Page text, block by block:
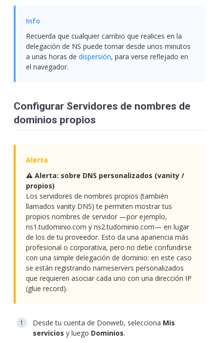
Recuerda que cualquier cambio que realices en la
delegación de NS puede tomar desde unos minutos
a unas horas de dispersión, para verse reflejado en
el navegador.
Configurar Servidores de nombres de
dominios propios
⚠️ Alerta: sobre DNS personalizados (vanity /
propios)
Los servidores de nombres propios (también
llamados vanity DNS) te permiten mostrar tus
propios nombres de servidor —por ejemplo,
ns1.tudominio.com y ns2.tudominio.com— en lugar
de los de tu proveedor. Esto da una apariencia más
profesional o corporativa, pero no debe confundirse
con una simple delegación de dominio: en este caso
se están registrando nameservers personalizados
que requieren asociar cada uno con una dirección IP
(glue record).
Desde tu cuenta de Donweb, selecciona Mis
servicios y luego Dominios.